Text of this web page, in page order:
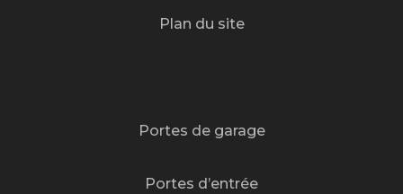
Plan du site
Portes de garage
Portes d’entrée